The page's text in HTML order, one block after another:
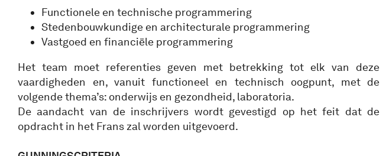
Functionele en technische programmering
Stedenbouwkundige en architecturale programmering
Vastgoed en financiële programmering
Het team moet referenties geven met betrekking tot elk van deze
vaardigheden en, vanuit functioneel en technisch oogpunt, met de
volgende thema’s: onderwijs en gezondheid, laboratoria.
De aandacht van de inschrijvers wordt gevestigd op het feit dat de
opdracht in het Frans zal worden uitgevoerd.